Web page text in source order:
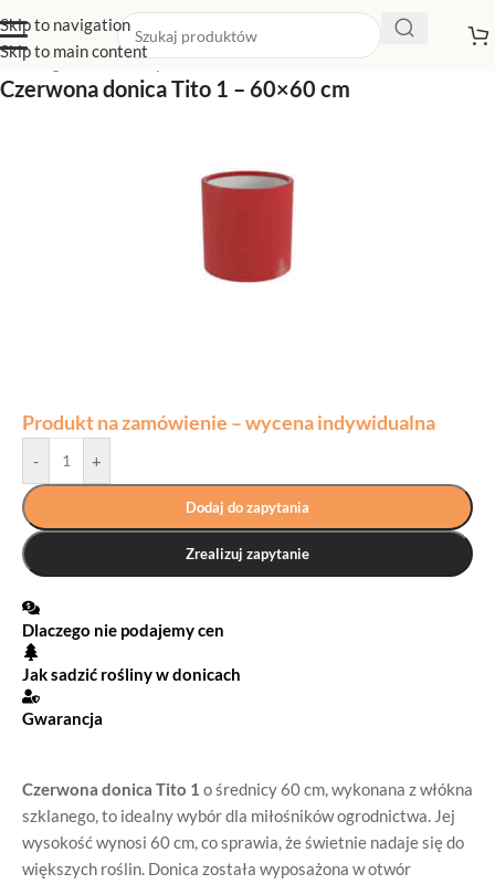
Skip to navigation
Skip to main content
Strona główna/Sklep z donicami/Donice czerwone
Czerwona donica Tito 1 – 60×60 cm
Czerwona donica Tito 1 o średnicy 60 cm, wykonana z włókna
szklanego, to idealny wybór dla miłośników ogrodnictwa. Jej
wysokość wynosi 60 cm, co sprawia, że świetnie nadaje się do
większych roślin. Donica została wyposażona w otwór
Produkt na zamówienie – wycena indywidualna
- +
Dodaj do zapytania
Zrealizuj zapytanie
Dlaczego nie podajemy cen
Jak sadzić rośliny w donicach
Gwarancja